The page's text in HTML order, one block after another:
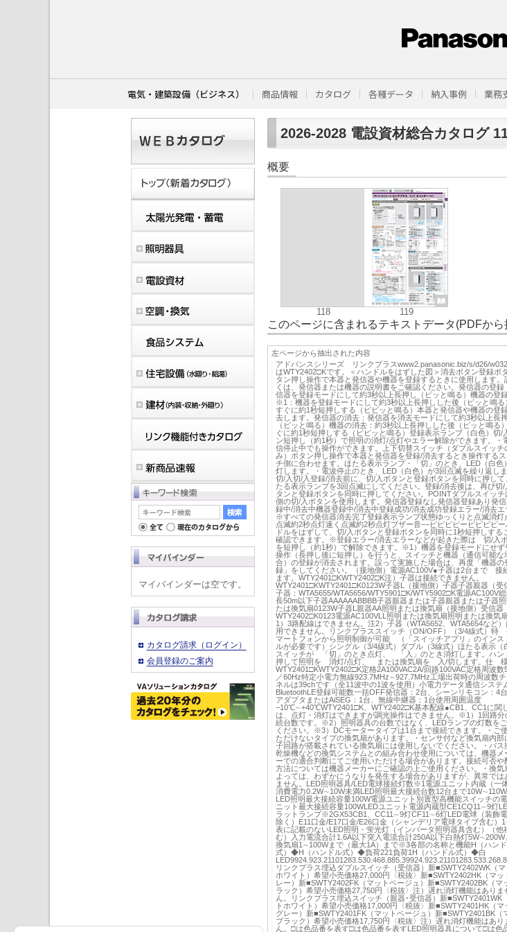
電気・建築設備（ビジネス） 商品情報 カタログ 各種データ 納入事例 業務
2026-2028 電設資材総合カタログ
概要
118 119
このページに含まれるテキストデータ(PDFか
左ページから抽出された内容
アドバンスシリーズ リンクプラスwww2.panasonic.biz/s/d26/
はWTY2402□Kです。＜ハンドルをはずした図＞消去ボタン登録ボ
タン押し操作で本器と発信器や機器を登録するときに使用します。
くは、発信器または機器の説明書をご確認ください。発信器の登録
信器を登録モードにして約3秒以上長押し（ピッと鳴る）機器の登
※1：機器を登録モードにして約3秒以上長押しした後（ピッと鳴る
すぐに約1秒短押しする（ピピッと鳴る）本器と発信器や機器の登
去します。発信器の消去：発信器を消去モードにして約3秒以上長
（ピッと鳴る）機器の消去：約3秒以上長押しした後（ピッと鳴る
ぐに約1秒短押しする（ピピッと鳴る）登録表示ランプ（白色）切/
ン短押し（約1秒）で照明の消灯/点灯やエラー解除ができます。・
信停止中でも操作ができます。上下切替スイッチ（ダブルスイッチ
み）ボタン押し操作で本器と発信器を登録/消去するとき操作するス
チ側に合わせます。ほたる表示ランプ・「切」のとき、LED（白色
灯します。・電波停止のとき、LED（白色）が3回点滅を繰り返しま
切/入切/入登録/消去前に、切/入ボタンと登録ボタンを同時に押して
たる表示ランプを3回点滅にしてください。登録/消去後は、再び切/
タンと登録ボタンを同時に押してください。POINTダブルスイッチ
側の切/入ボタンを使用します。発信器登録なし発信器登録あり発
録中/消去中機器登録中/消去中登録成功/消去成功登録エラー/消去エ
※すべての発信器消去完了登録表示ランプ状態ゆっくりと点滅消灯
点滅約2秒点灯速く点滅約2秒点灯ブザー音−−ピピピピーピピピピー
ドルをはずして、切/入ボタンと登録ボタンを同時に1秒短押しする
確認できます。※登録エラー/消去エラーなどが起きた際は 切/入
を短押し（約1秒）で解除できます。※1）機器を登録モードにせず
操作（長押し後に短押し）を行うと、スイッチと機器（通信可能な
合）の登録が消去されます。誤って実施した場合は、再度「機器の
録」をしてください。（接地側）電源AC100V●子器は2台まで 接
ます。WTY2401□KWTY2402□K注）子器は接続できません。
WTY2401□KWTY2401□K0123W子器L（接地側）子器子器親器（受
子器：WTA5655/WTA5656/WTY5901□K/WTY5902□K電源AC100V
長50m以下子器AAAAAABBBB子器親器または子器親器または子器照
たは換気扇0123W子器L親器AA照明または換気扇（接地側）受信器
WTY2402□K0123電源AC100VLL照明または換気扇照明または換気
1）3路配線はできません。注2）子器（WTA5652、WTA5654など）
用できません。リンクプラススイッチ（ON/OFF）（3/4線式）特
マートフォンから照明制御が可能 （「スイッチアプリ」のインス
ルが必要です）シングル（3/4線式）ダブル（3線式）ほたる表示（
スイッチが 「切」のとき点灯、 「入」のとき消灯します。ハン
押して照明を 消灯/点灯、 または換気扇を 入/切します。仕 様
WTY2401□KWTY2402□K定格2A100VAC2A/回路100VAC定格周波数
／60Hz特定小電力無線923.7MHz∼927.7MHz工場出荷時の周波数
ネルは39chです（全11波中の1波を使用）小電力データ通信システ
BluetoothLE登録可能数一括OFF発信器：2台、シーンリモコン：4
アダプタまたはAiSEG：1台、無線中継器：1台使用周囲温度
−10℃∼+40℃WTY2401□K、WTY2402□K基本配線●CB1、CC1に関
は、点灯・消灯はできますが調光操作はできません。※1）1回路分
続台数です。※2）照明器具の台数ではなく、LEDランプの灯数を
ください。※3）DCモータータイプは1台まで接続できます。・ご
ただけないタイプの換気扇があります。・センサ付など換気扇内部
子回路が搭載されている換気扇には使用しないでください。・バス
乾燥機などの換気システムとの組み合わせ使用については、機器メ
ーでの適合判断にてご使用いただける場合があります。接続可否や
方法については機器メーカーにご確認の上ご使用ください。・換気
よっては、わずかにうなりを発生する場合がありますが、異常では
ません。LED照明器具/LED電球接続灯数※1電源ユニット内蔵（一
消費電力0.2W∼10W未満LED照明最大接続台数12台まで
LED照明最大接続容量100W電源ユニット別置型高機能スイッチの
ニット最大接続容量100WLEDユニット電源内蔵型CE1CQ11∼9灯
ラットランプ※2GX53CB1、CC11∼9灯CF11∼6灯LED電球（装飾
除く）E11口金/E17口金/E26口金（シャンデリア電球タイプ含む）
表に記載のないLED照明・蛍光灯（インバータ照明器具含む）（他
む）入力電流合計1.6A以下突入電流合計250A以下白熱灯5W∼200W
換気扇1∼100Wまで（最大1A）まで※3各部の名称と機能H（ハン
式）◆H（ハンドル式）◆負荷221負荷1H（ハンドル式）◆白
リンクプラス埋込ダブルスイッチ（受信器）新■SWTY2402WK（マ
ホワイト）希望小売価格27,000円〈税抜〉新■SWTY2402HK（マッ
レー）新■SWTY2402FK（マットベージュ）新■SWTY2402BK（マ
ラック）希望小売価格27,750円〈税抜〉注）遅れ消灯機能はありま
ん。リンクプラス埋込スイッチ（親器･受信器）新■SWTY2401WK
トホワイト）希望小売価格17,000円〈税抜〉新■SWTY2401HK（マ
グレー）新■SWTY2401FK（マットベージュ）新■SWTY2401BK（
ブラック）希望小売価格17,750円〈税抜〉注）遅れ消灯機能はあり
ん。□は色品番を表す□は色品番を表すLED照明器具について□は色
マイバインダーは空です。
カタログ請求（ログイン）
会員登録のご案内